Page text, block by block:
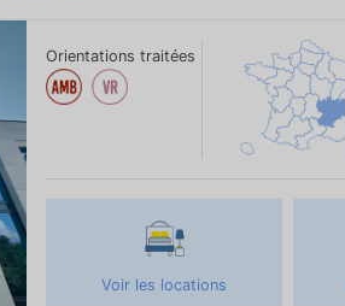
Orientations traitées
Voir les locations